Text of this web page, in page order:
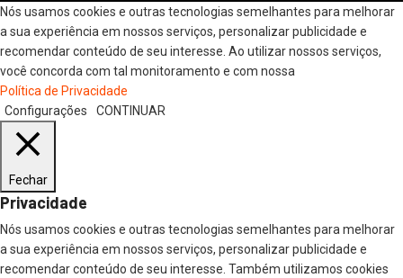
Nós usamos cookies e outras tecnologias semelhantes para melhorar
a sua experiência em nossos serviços, personalizar publicidade e
recomendar conteúdo de seu interesse. Ao utilizar nossos serviços,
você concorda com tal monitoramento e com nossa
Política de Privacidade
Configurações
CONTINUAR
Fechar
Privacidade
Nós usamos cookies e outras tecnologias semelhantes para melhorar
a sua experiência em nossos serviços, personalizar publicidade e
recomendar conteúdo de seu interesse. Também utilizamos cookies